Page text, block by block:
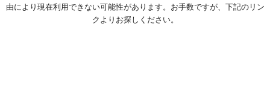
由により現在利用できない可能性があります。お手数ですが、下記のリン
クよりお探しください。